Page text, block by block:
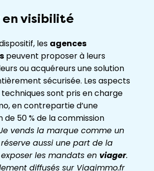
en visibilité
les agences
peuvent proposer à leurs
ou acquéreurs une solution
sécurisée. Les aspects
techniques sont pris en charge
en contrepartie d’une
de 50 % de la commission
vends la marque comme un
aussi une part de la
les mandats en viager.
diffusés sur Viagimmo.fr